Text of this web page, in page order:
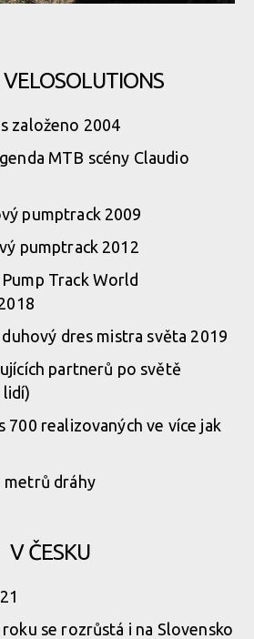
Velosolutions v ČR
Velosolutions v ČR
založeno 2004
MTB scény Claudio
pumptrack 2009
pumptrack 2012
Track World
dres mistra světa 2019
partnerů po světě
lidí)
700 realizovaných ve více jak
metrů dráhy
V ČESKU
se rozrůstá i na Slovensko